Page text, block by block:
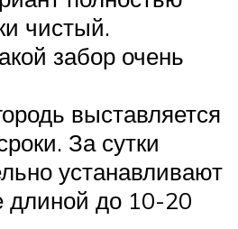
чистый.
забор очень
выставляется
За сутки
устанавливают
длиной до 10-20